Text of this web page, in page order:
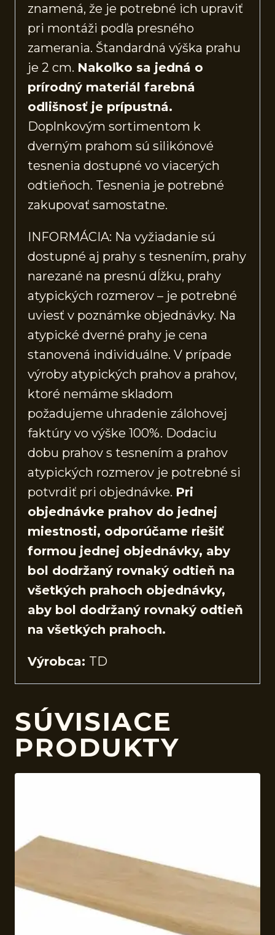
znamená, že je potrebné ich upraviť
pri montáži podľa presného
zamerania. Štandardná výška prahu
je 2 cm. Nakoľko sa jedná o
prírodný materiál farebná
odlišnosť je prípustná.
Doplnkovým sortimentom k
dverným prahom sú silikónové
tesnenia dostupné vo viacerých
odtieňoch. Tesnenia je potrebné
zakupovať samostatne.
INFORMÁCIA: Na vyžiadanie sú
dostupné aj prahy s tesnením, prahy
narezané na presnú dĺžku, prahy
atypických rozmerov – je potrebné
uviesť v poznámke objednávky. Na
atypické dverné prahy je cena
stanovená individuálne. V prípade
výroby atypických prahov a prahov,
ktoré nemáme skladom
požadujeme uhradenie zálohovej
faktúry vo výške 100%. Dodaciu
dobu prahov s tesnením a prahov
atypických rozmerov je potrebné si
potvrdiť pri objednávke. Pri
objednávke prahov do jednej
miestnosti, odporúčame riešiť
formou jednej objednávky, aby
bol dodržaný rovnaký odtieň na
všetkých prahoch objednávky,
aby bol dodržaný rovnaký odtieň
na všetkých prahoch.
Výrobca: TD
SÚVISIACE
PRODUKTY